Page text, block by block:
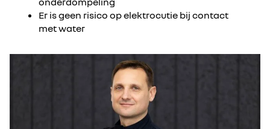
Er is geen risico op elektrocutie bij contact
met water